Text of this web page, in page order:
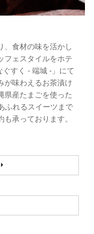
、食材の味を活かし
フェスタイルをホテ
すく - 端城 -」にて
が味わえるお茶漬け
県産たまごを使った
ふれるスイーツまで
承っております。